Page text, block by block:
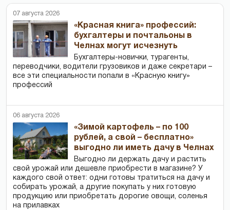
07 августа 2026
«Красная книга» профессий:
бухгалтеры и почтальоны в
Челнах могут исчезнуть
Бухгалтеры-новички, тур­агенты,
переводчики, водители грузовиков и даже секретари –
все эти специальности попали в «Красную книгу»
профессий
06 августа 2026
«Зимой картофель – по 100
рублей, а свой – бесплатно»
выгодно ли иметь дачу в Челнах
Выгодно ли держать дачу и растить
свой урожай или дешевле приобрести в магазине? У
каждого свой ответ: одни готовы тратиться на дачу и
собирать урожай, а другие покупать у них готовую
продукцию или приобретать дорогие овощи, соленья
на прилавках